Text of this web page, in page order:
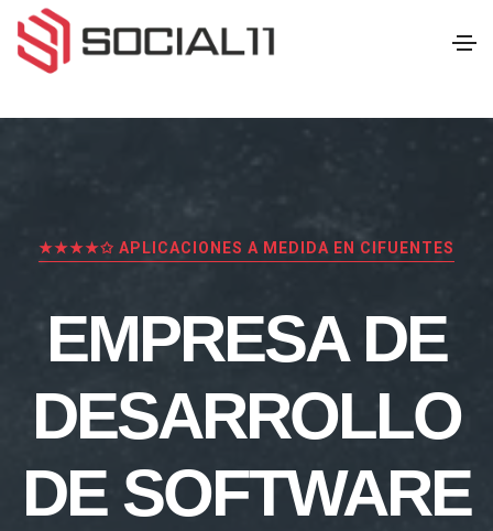
★★★★✩ APLICACIONES A MEDIDA EN CIFUENTES
EMPRESA DE
DESARROLLO
DE SOFTWARE